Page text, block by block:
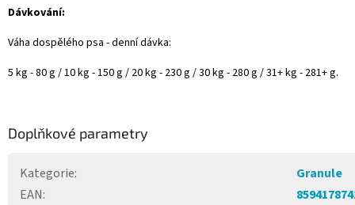
Dávkování:
Váha dospělého psa - denní dávka:
5 kg - 80 g / 10 kg - 150 g / 20 kg - 230 g / 30 kg - 280 g / 31+ kg - 281+ g.
Doplňkové parametry
Kategorie:
Granule
EAN: